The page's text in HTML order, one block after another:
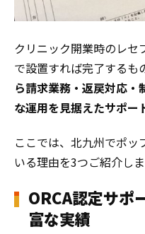
クリニック開業時のレセ
で設置すれば完了するも
ら請求業務・返戻対応・
な運用を見据えたサポー
ここでは、北九州でポッ
いる理由を3つご紹介しま
ORCA認定サポ
富な実績